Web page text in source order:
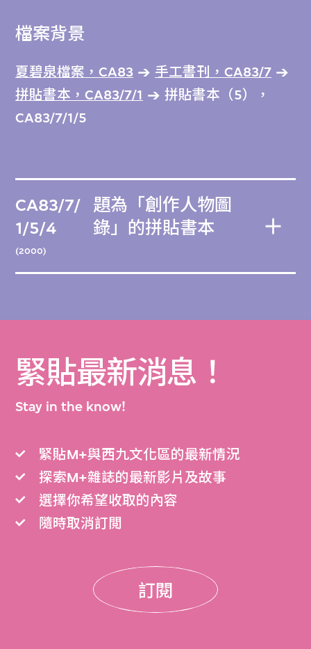
檔案背景
夏碧泉檔案，CA83
手工書刊，CA83/7
拼貼書本，CA83/7/1
拼貼書本（5），
CA83/7/1/5
CA83/7/
1/5/4
(2000)
題為「創作人物圖
錄」的拼貼書本
緊貼最新消息！
Stay in the know!
緊貼M+與西九文化區的最新情況
探索M+雜誌的最新影片及故事
選擇你希望收取的內容
隨時取消訂閲
訂閱